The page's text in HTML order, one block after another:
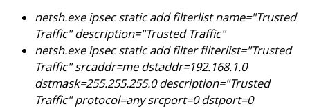
netsh.exe ipsec static add filterlist name="Trusted
Traffic" description="Trusted Traffic"
netsh.exe ipsec static add filter filterlist="Trusted
Traffic" srcaddr=me dstaddr=192.168.1.0
dstmask=255.255.255.0 description="Trusted
Traffic" protocol=any srcport=0 dstport=0